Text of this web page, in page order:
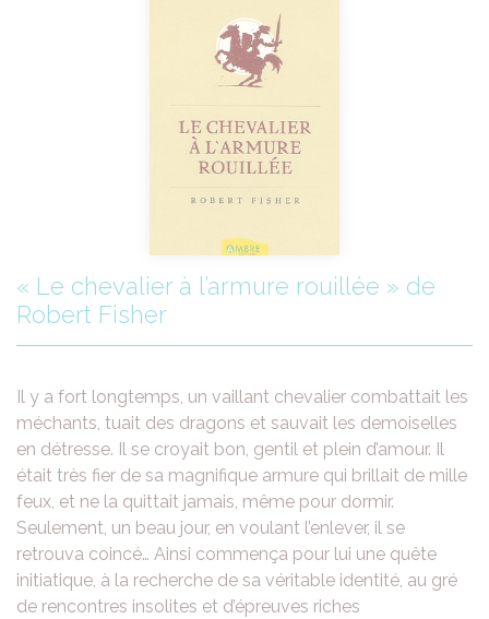
« Le chevalier à l’armure rouillée » de
Robert Fisher
Il y a fort longtemps, un vaillant chevalier combattait les
méchants, tuait des dragons et sauvait les demoiselles
en détresse. Il se croyait bon, gentil et plein d’amour. Il
était très fier de sa magnifique armure qui brillait de mille
feux, et ne la quittait jamais, même pour dormir.
Seulement, un beau jour, en voulant l’enlever, il se
retrouva coincé… Ainsi commença pour lui une quête
initiatique, à la recherche de sa véritable identité, au gré
de rencontres insolites et d’épreuves riches